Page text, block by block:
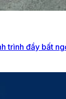
trình đầy bất